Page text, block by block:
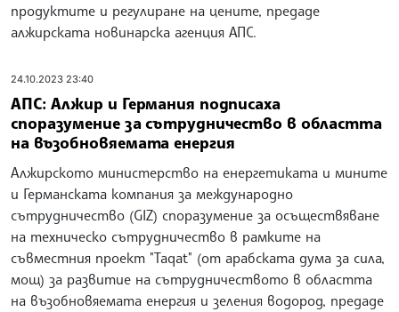
продуктите и регулиране на цените, предаде
алжирската новинарска агенция АПС.
24.10.2023 23:40
АПС: Алжир и Германия подписаха
споразумение за сътрудничество в областта
на възобновяемата енергия
Алжирското министерство на енергетиката и мините
и Германската компания за международно
сътрудничество (GIZ) споразумение за осъществяване
на техническо сътрудничество в рамките на
съвместния проект "Taqat" (от арабската дума за сила,
мощ) за развитие на сътрудничеството в областта
на възобновяемата енергия и зеления водород, предаде